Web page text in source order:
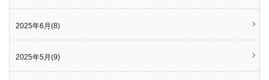
2025年6月(8)
2025年5月(9)